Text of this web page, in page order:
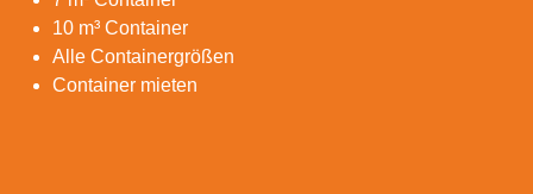
10 m³ Container
Alle Containergrößen
Container mieten